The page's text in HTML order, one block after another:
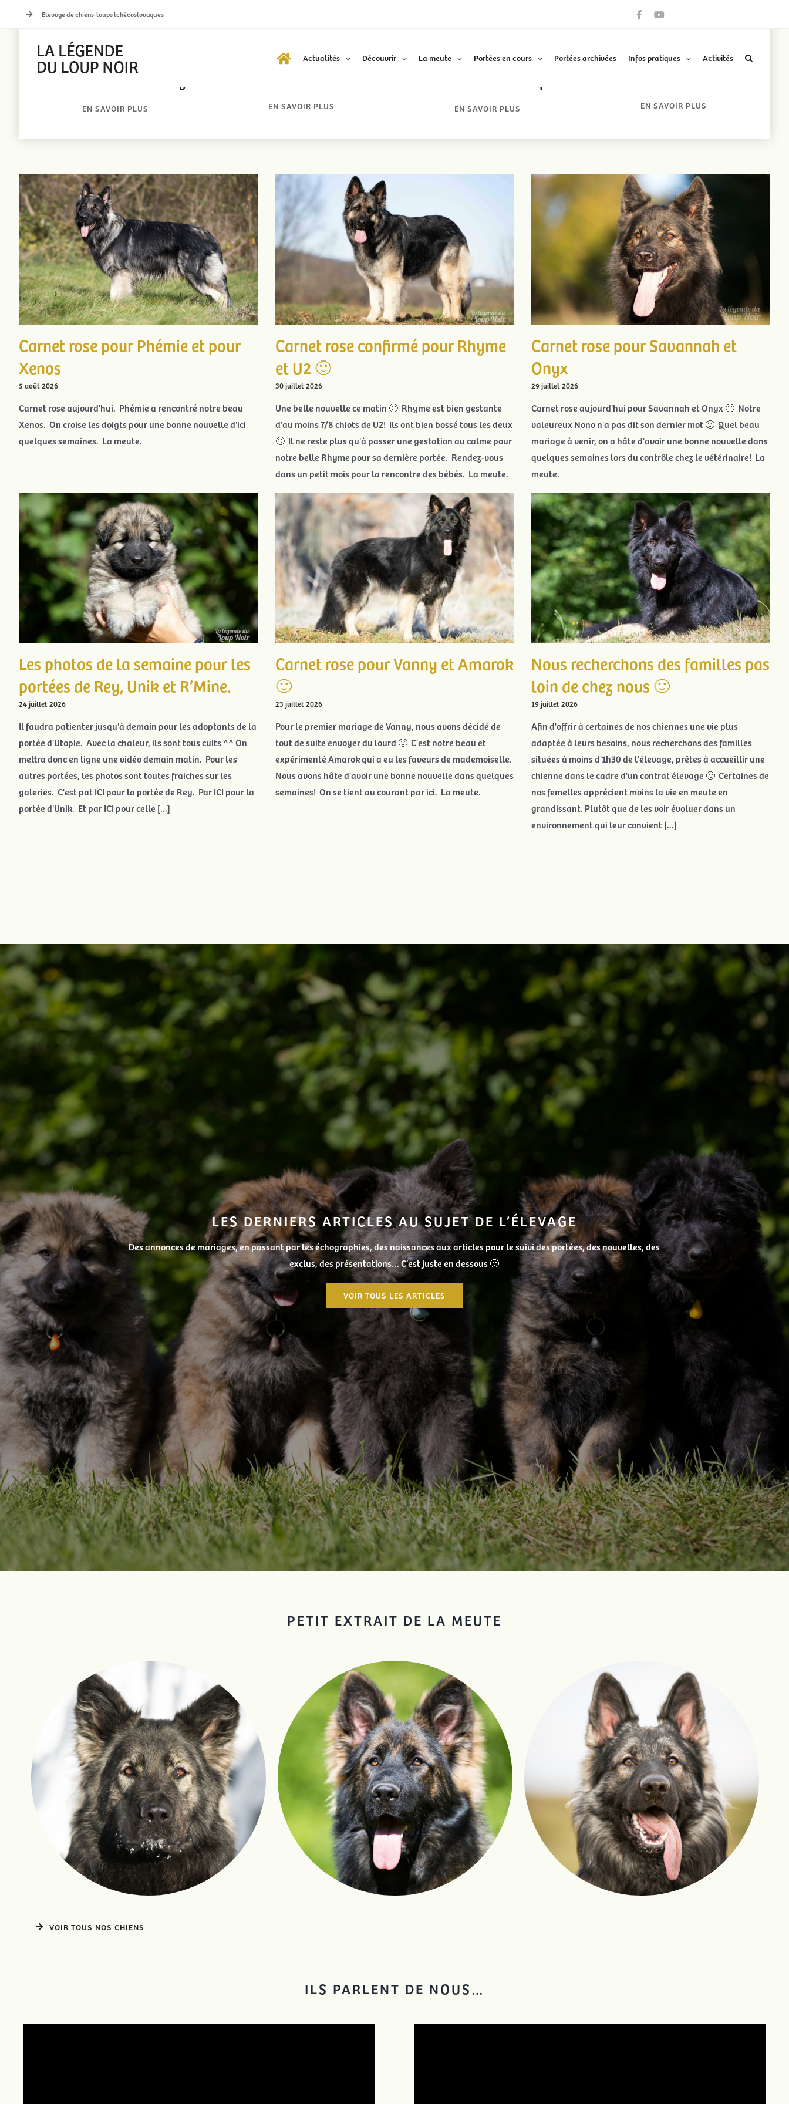
Elevage de chiens-loups tchécoslovaques Facebook
Actualités Découvrir La meute Portées en cours Portées archivées Infos pratiques Activités
EN SAVOIR PLUS EN SAVOIR PLUS EN SAVOIR PLUS EN SAVOIR PLUS
Carnet rose pour Phémie et pour
Xenos
5 août 2026
Carnet rose aujourd'hui. Phémie a rencontré notre beau
Xenos. On croise les doigts pour une bonne nouvelle d'ici
quelques semaines. La meute.
Carnet rose confirmé pour Rhyme
et U2 🙂
30 juillet 2026
Une belle nouvelle ce matin 🙂 Rhyme est bien gestante
d'au moins 7/8 chiots de U2! Ils ont bien bossé tous les deux
🙂 Il ne reste plus qu'à passer une gestation au calme pour
notre belle Rhyme pour sa dernière portée. Rendez-vous
dans un petit mois pour la rencontre des bébés. La meute.
Carnet rose pour Savannah et
Onyx
29 juillet 2026
Carnet rose aujourd'hui pour Savannah et Onyx 🙂 Notre
valeureux Nono n'a pas dit son dernier mot 🙂 Quel beau
mariage à venir, on a hâte d'avoir une bonne nouvelle dans
quelques semaines lors du contrôle chez le vétérinaire! La
meute.
Les photos de la semaine pour les
portées de Rey, Unik et R’Mine.
24 juillet 2026
Il faudra patienter jusqu'à demain pour les adoptants de la
portée d'Utopie. Avec la chaleur, ils sont tous cuits ^^ On
mettra donc en ligne une vidéo demain matin. Pour les
autres portées, les photos sont toutes fraiches sur les
galeries. C'est pat ICI pour la portée de Rey. Par ICI pour la
portée d'Unik. Et par ICI pour celle [...]
Carnet rose pour Vanny et Amarok
🙂
23 juillet 2026
Pour le premier mariage de Vanny, nous avons décidé de
tout de suite envoyer du lourd 🙂 C'est notre beau et
expérimenté Amarok qui a eu les faveurs de mademoiselle.
Nous avons hâte d'avoir une bonne nouvelle dans quelques
semaines! On se tient au courant par ici. La meute.
Nous recherchons des familles pas
loin de chez nous 🙂
19 juillet 2026
Afin d'offrir à certaines de nos chiennes une vie plus
adaptée à leurs besoins, nous recherchons des familles
situées à moins d'1h30 de l'élevage, prêtes à accueillir une
chienne dans le cadre d'un contrat élevage 🙂 Certaines de
nos femelles apprécient moins la vie en meute en
grandissant. Plutôt que de les voir évoluer dans un
environnement qui leur convient [...]
LES DERNIERS ARTICLES AU SUJET DE L’ÉLEVAGE
Des annonces de mariages, en passant par les échographies, des naissances aux articles pour le suivi des portées, des nouvelles, des
exclus, des présentations… C’est juste en dessous 🙂
VOIR TOUS LES ARTICLES
PETIT EXTRAIT DE LA MEUTE
VOIR TOUS NOS CHIENS
ILS PARLENT DE NOUS…